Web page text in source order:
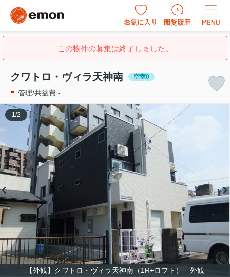
この物件の募集は終了しました。
クワトロ・ヴィラ天神南 空室0
- 管理/共益費 -
【外観】クワトロ・ヴィラ天神南（1R+ロフト） 外観
1 /2